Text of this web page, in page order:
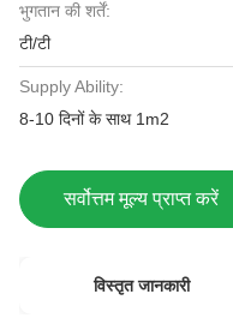
भुगतान की शर्तें:
टी/टी
Supply Ability:
8-10 दिनों के साथ 1m2
सर्वोत्तम मूल्य प्राप्त करें
विस्तृत जानकारी